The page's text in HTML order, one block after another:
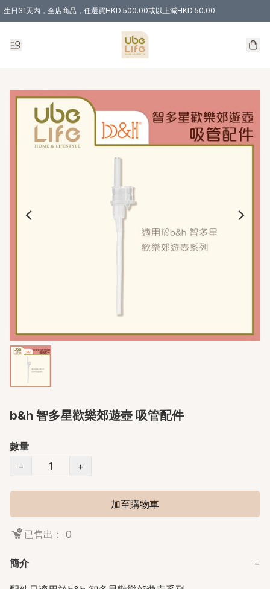
生日31天內，全店商品，任選買HKD 500.00或以上減HKD 50.00
購物滿 HKD 300.00即享免運費優惠！（適用於 特定的送貨方式 )
b&h 智多星歡樂郊遊壺 吸管配件
數量
−
+
加至購物車
已售出： 0
簡介 −